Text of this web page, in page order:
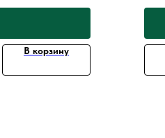
В корзину